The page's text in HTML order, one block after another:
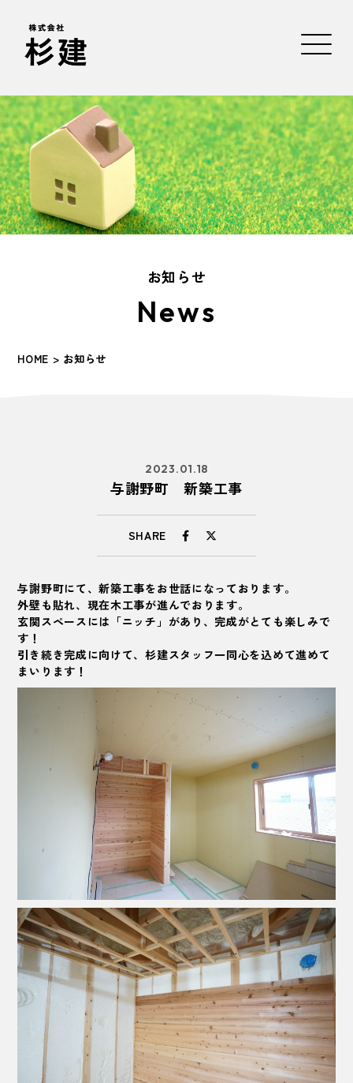
お知らせ
News
HOME > お知らせ
2023.01.18
与謝野町 新築工事
SHARE
与謝野町にて、新築工事をお世話になっております。
外壁も貼れ、現在木工事が進んでおります。
玄関スペースには「ニッチ」があり、完成がとても楽しみで
す！
引き続き完成に向けて、杉建スタッフ一同心を込めて進めて
まいります！